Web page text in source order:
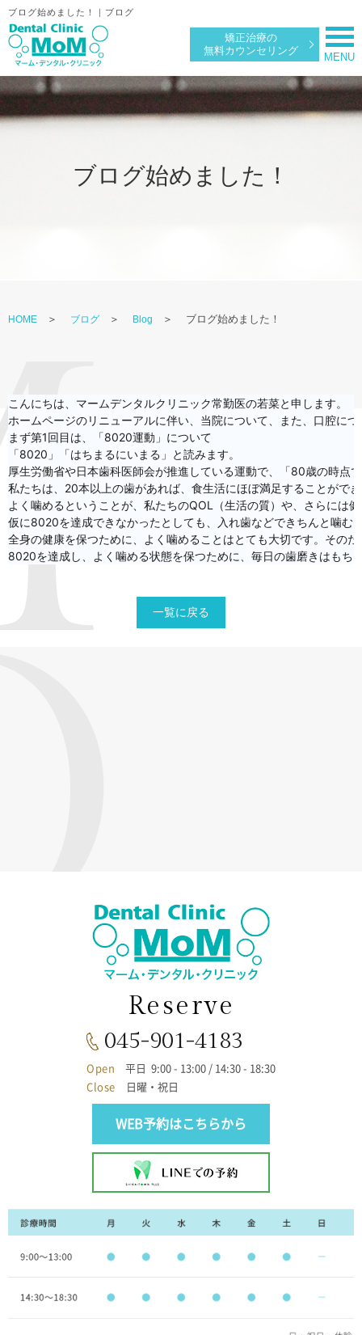
ブログ始めました！｜ブログ
矯正治療の
無料カウンセリング
ブログ始めました！
HOME ブログ Blog ブログ始めました！
こんにちは、マームデンタルクリニック常勤医の若菜と申します。
ホームページのリニューアルに伴い、当院について、また、口腔に
まず第1回目は、「8020運動」について
「8020」「はちまるにいまる」と読みます。
厚生労働省や日本歯科医師会が推進している運動で、「80歳の時点
私たちは、20本以上の歯があれば、食生活にほぼ満足することがで
よく噛めるということが、私たちのQOL（生活の質）や、さらには
仮に8020を達成できなかったとしても、入れ歯などできちんと噛む
全身の健康を保つために、よく噛めることはとても大切です。その
8020を達成し、よく噛める状態を保つために、毎日の歯磨きはも
一覧に戻る
Reserve
045-901-4183
Open
平日 9:00 - 13:00 / 14:30 - 18:30
Close
日曜・祝日
WEB予約はこちらから